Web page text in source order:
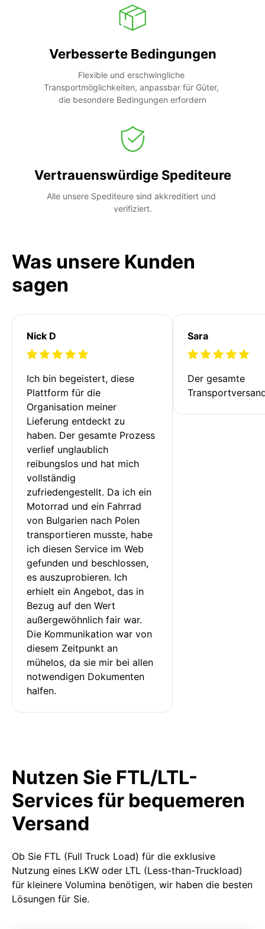
Verbesserte Bedingungen
Flexible und erschwingliche
Transportmöglichkeiten, anpassbar für Güter,
die besondere Bedingungen erfordern
Vertrauenswürdige Spediteure
Alle unsere Spediteure sind akkreditiert und
verifiziert.
Was unsere Kunden
sagen
Nick D
Ich bin begeistert, diese
Plattform für die
Organisation meiner
Lieferung entdeckt zu
haben. Der gesamte Prozess
verlief unglaublich
reibungslos und hat mich
vollständig
zufriedengestellt. Da ich ein
Motorrad und ein Fahrrad
von Bulgarien nach Polen
transportieren musste, habe
ich diesen Service im Web
gefunden und beschlossen,
es auszuprobieren. Ich
erhielt ein Angebot, das in
Bezug auf den Wert
außergewöhnlich fair war.
Die Kommunikation war von
diesem Zeitpunkt an
mühelos, da sie mir bei allen
notwendigen Dokumenten
halfen.
Sara
Der gesamte
Nutzen Sie FTL/LTL-
Services für bequemeren
Versand
Ob Sie FTL (Full Truck Load) für die exklusive
Nutzung eines LKW oder LTL (Less-than-Truckload)
für kleinere Volumina benötigen, wir haben die besten
Lösungen für Sie.